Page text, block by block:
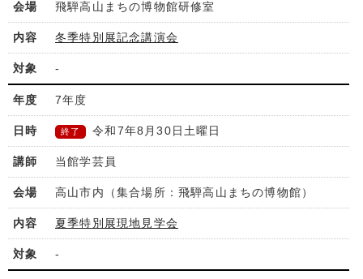
飛騨高山まちの博物館研修室
冬季特別展記念講演会
-
7年度
終了 令和7年8月30日土曜日
当館学芸員
高山市内（集合場所：飛騨高山まちの博物館）
夏季特別展現地見学会
-